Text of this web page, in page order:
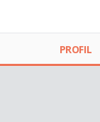
PROFIL